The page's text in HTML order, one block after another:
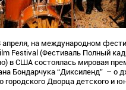
апреля, на международном
Festival (Фестиваль Полный
в США состоялась мировая
Бондарчука “Диксиленд” – о
городского Дворца детского и